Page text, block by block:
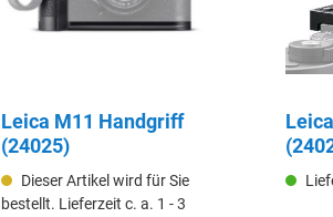
Leica M11 Handgriff
(24025)
Dieser Artikel wird für Sie
bestellt. Lieferzeit c. a. 1 - 3